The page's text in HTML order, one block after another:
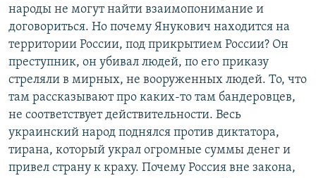
народы не могут найти взаимопонимание и
договориться. Но почему Янукович находится на
территории России, под прикрытием России? Он
преступник, он убивал людей, по его приказу
стреляли в мирных, не вооруженных людей. То, что
там рассказывают про каких-то там бандеровцев,
не соответствует действительности. Весь
украинский народ поднялся против диктатора,
тирана, который украл огромные суммы денег и
привел страну к краху. Почему Россия вне закона,